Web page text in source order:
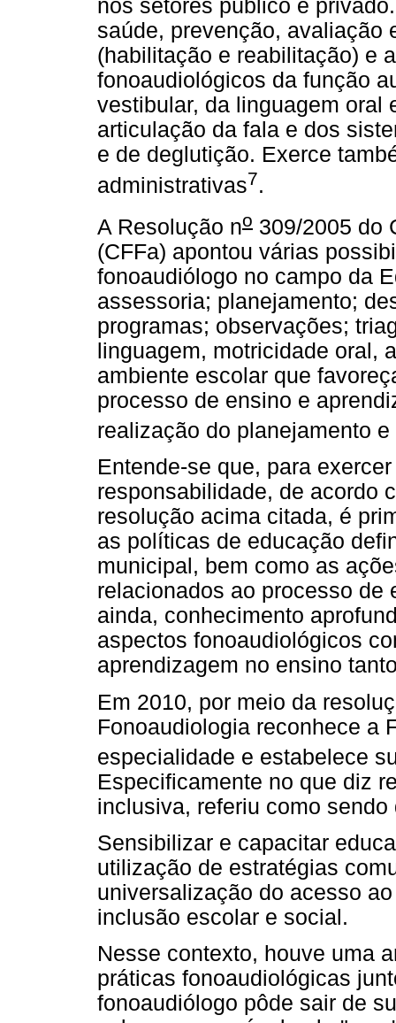
nos setores público e
saúde, prevenção, avaliação
(habilitação e reabilitação) e
fonoaudiológicos da função
vestibular, da linguagem oral
articulação da fala e dos
e de deglutição. Exerce
administrativas7.
A Resolução no 309/2005 do
(CFFa) apontou várias
fonoaudiólogo no campo da
assessoria; planejamento;
programas; observações;
linguagem, motricidade oral,
ambiente escolar que
processo de ensino e
realização do planejamento
Entende-se que, para
responsabilidade, de acordo
resolução acima citada, é
as políticas de educação
municipal, bem como as
relacionados ao processo de
ainda, conhecimento
aspectos fonoaudiológicos
aprendizagem no ensino
Em 2010, por meio da
Fonoaudiologia reconhece a
especialidade e estabelece
Especificamente no que diz
inclusiva, referiu como
Sensibilizar e capacitar
utilização de estratégias
universalização do acesso
inclusão escolar e social.
Nesse contexto, houve uma
práticas fonoaudiológicas
fonoaudiólogo pôde sair de